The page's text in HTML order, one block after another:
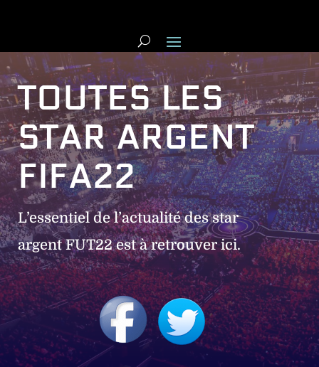
TOUTES LES
STAR ARGENT
FIFA22
L’essentiel de l’actualité des star
argent FUT22 est à retrouver ici.